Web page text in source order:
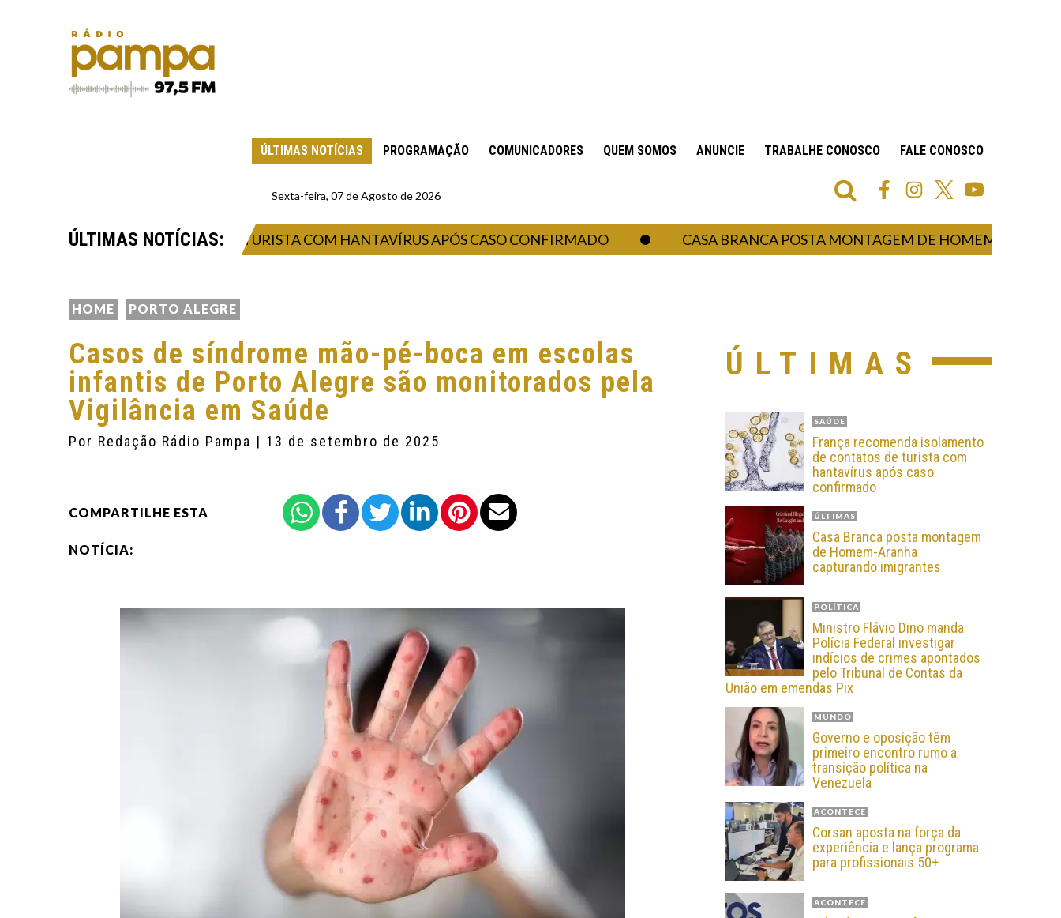
ÚLTIMAS NOTÍCIAS PROGRAMAÇÃO COMUNICADORES QUEM SOMOS ANUNCIE TRABALHE CONOSCO FALE CONOSCO
Sexta-feira, 07 de Agosto de 2026
ÚLTIMAS NOTÍCIAS:
DE CONTATOS DE TURISTA COM HANTAVÍRUS APÓS CASO CONFIRMADO CASA BRANCA POSTA MONTAGEM DE HOMEM-ARANHA
HOME PORTO ALEGRE
Casos de síndrome mão-pé-boca em escolas
infantis de Porto Alegre são monitorados pela
Vigilância em Saúde
Por Redação Rádio Pampa | 13 de setembro de 2025
COMPARTILHE ESTA
NOTÍCIA:
ÚLTIMAS
SAÚDE
França recomenda isolamento
de contatos de turista com
hantavírus após caso
confirmado
ÚLTIMAS
Casa Branca posta montagem
de Homem-Aranha
capturando imigrantes
POLÍTICA
Ministro Flávio Dino manda
Polícia Federal investigar
indícios de crimes apontados
pelo Tribunal de Contas da
União em emendas Pix
MUNDO
Governo e oposição têm
primeiro encontro rumo a
transição política na
Venezuela
ACONTECE
Corsan aposta na força da
experiência e lança programa
para profissionais 50+
ACONTECE